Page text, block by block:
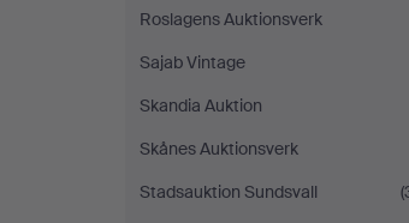
Roslagens Auktionsverk
Sajab Vintage
Skandia Auktion
Skånes Auktionsverk
Stadsauktion Sundsvall